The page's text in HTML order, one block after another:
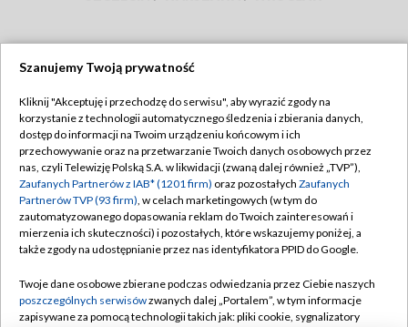
TVP
Abonament TVP
Emisja w TVP
Centrum informacji TVP
Naziemna Telewizja Cyfrowa
Rada Programowa
Regulamin TVP
Polityka prywatności
Moje zgody
Pomoc
Kontakt
Szanujemy Twoją prywatność
Kliknij "Akceptuję i przechodzę do serwisu", aby wyrazić zgody na
korzystanie z technologii automatycznego śledzenia i zbierania danych,
dostęp do informacji na Twoim urządzeniu końcowym i ich
przechowywanie oraz na przetwarzanie Twoich danych osobowych przez
nas, czyli Telewizję Polską S.A. w likwidacji (zwaną dalej również „TVP”),
Zaufanych Partnerów z IAB* (1201 firm) oraz pozostałych Zaufanych
Partnerów TVP (93 firm), w celach marketingowych (w tym do
zautomatyzowanego dopasowania reklam do Twoich zainteresowań i
mierzenia ich skuteczności) i pozostałych, które wskazujemy poniżej, a
także zgody na udostępnianie przez nas identyfikatora PPID do Google.
Twoje dane osobowe zbierane podczas odwiedzania przez Ciebie naszych
poszczególnych serwisówzwanych dalej „Portalem”, w tym informacje
zapisywane za pomocą technologii takich jak: pliki cookie, sygnalizatory